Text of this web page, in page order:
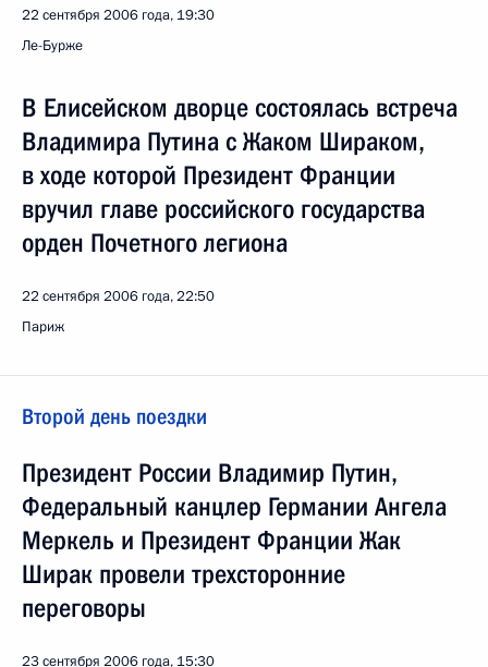
22 сентября 2006 года, 19:30
Ле-Бурже
В Елисейском дворце состоялась встреча
Владимира Путина с Жаком Шираком,
в ходе которой Президент Франции
вручил главе российского государства
орден Почетного легиона
22 сентября 2006 года, 22:50
Париж
Второй день поездки
Президент России Владимир Путин,
Федеральный канцлер Германии Ангела
Меркель и Президент Франции Жак
Ширак провели трехсторонние
переговоры
23 сентября 2006 года, 15:30